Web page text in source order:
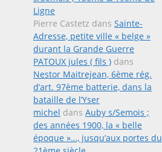
Ligne
Pierre Castetz dans Sainte-
Adresse, petite ville « belge »
durant la Grande Guerre
PATOUX jules ( fils ) dans
Nestor Maitrejean, 6ème rég.
d’art. 97ème batterie, dans la
bataille de l’Yser
michel dans Auby s/Semois ;
des années 1900, la « belle
époque »…, jusqu’aux portes du